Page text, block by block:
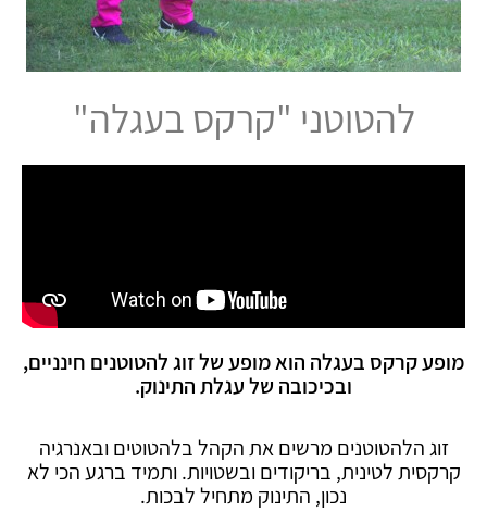
להטוטני "קרקס בעגלה"
מופע קרקס בעגלה הוא מופע של זוג להטוטנים חינניים,
ובכיכובה של עגלת התינוק.
זוג הלהטוטנים מרשים את הקהל בלהטוטים ובאנרגיה
קרקסית לטינית, בריקודים ובשטויות. ותמיד ברגע הכי לא
נכון, התינוק מתחיל לבכות.